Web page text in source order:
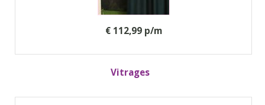
€ 112,99 p/m
Vitrages